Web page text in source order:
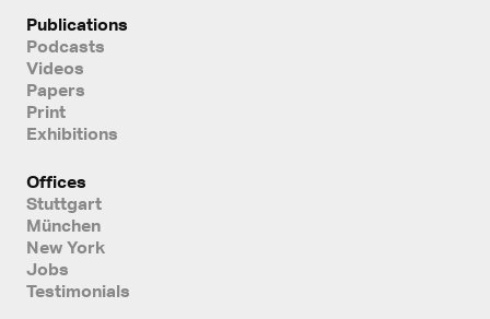
Publications
Podcasts
Videos
Papers
Print
Exhibitions
Offices
Stuttgart
München
New York
Jobs
Testimonials